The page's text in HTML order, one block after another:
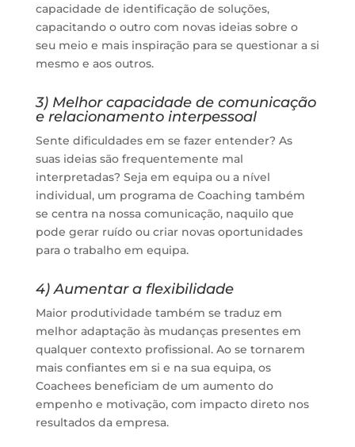
capacidade de identificação de soluções,
capacitando o outro com novas ideias sobre o
seu meio e mais inspiração para se questionar a si
mesmo e aos outros.
3) Melhor capacidade de comunicação
e relacionamento interpessoal
Sente dificuldades em se fazer entender? As
suas ideias são frequentemente mal
interpretadas? Seja em equipa ou a nível
individual, um programa de Coaching também
se centra na nossa comunicação, naquilo que
pode gerar ruído ou criar novas oportunidades
para o trabalho em equipa.
4) Aumentar a flexibilidade
Maior produtividade também se traduz em
melhor adaptação às mudanças presentes em
qualquer contexto profissional. Ao se tornarem
mais confiantes em si e na sua equipa, os
Coachees beneficiam de um aumento do
empenho e motivação, com impacto direto nos
resultados da empresa.